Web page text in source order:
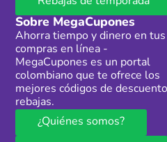
Sobre MegaCupones
Ahorra tiempo y dinero en tus
compras en línea -
MegaCupones es un portal
colombiano que te ofrece los
mejores códigos de
rebajas.
¿Quiénes somos?